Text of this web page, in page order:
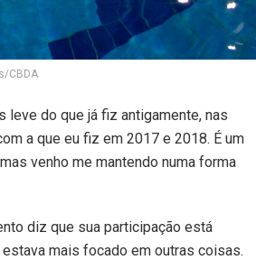
CBDA
leve do que já fiz antigamente, nas
a que eu fiz em 2017 e 2018. É um
venho me mantendo numa forma
diz que sua participação está
estava mais focado em outras coisas.